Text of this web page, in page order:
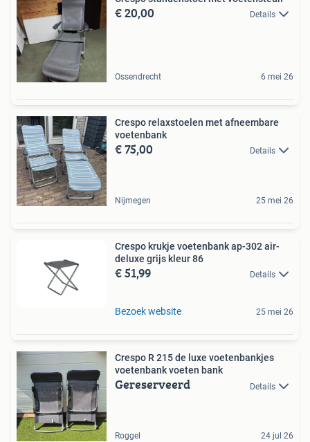
€ 20,00 Details
Ossendrecht 6 mei 26
Crespo relaxstoelen met afneembare
voetenbank
€ 75,00 Details
Nijmegen 25 mei 26
Crespo krukje voetenbank ap-302 air-
deluxe grijs kleur 86
€ 51,99 Details
Bezoek website 25 mei 26
Crespo R 215 de luxe voetenbankjes
voetenbank voeten bank
Gereserveerd Details
Roggel 24 jul 26